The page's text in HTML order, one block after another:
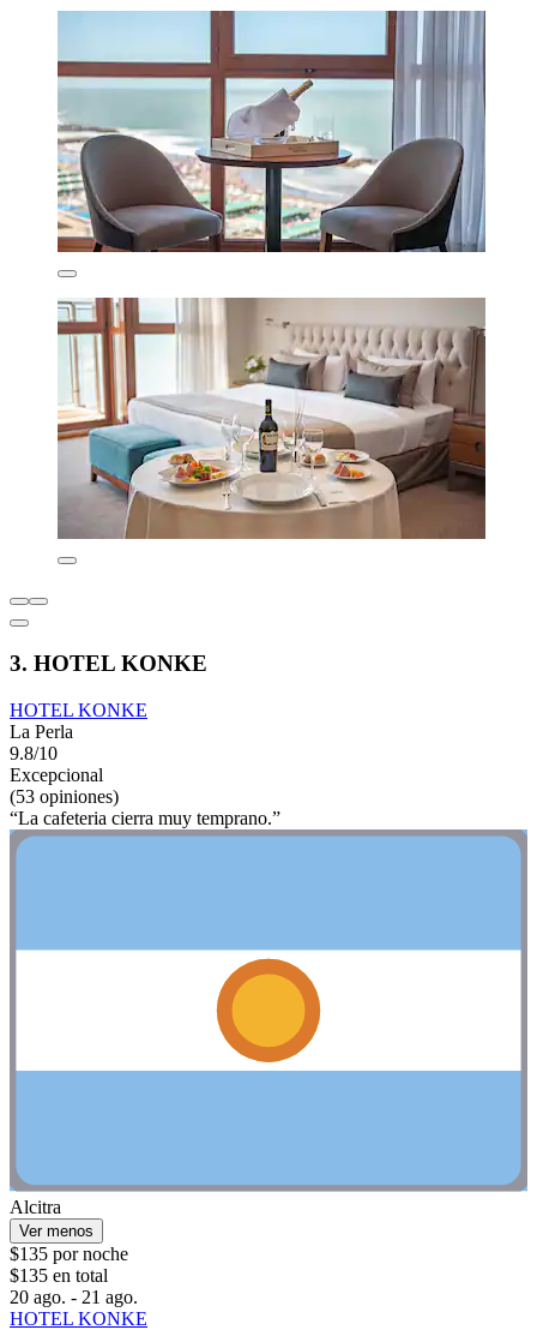
3. HOTEL KONKE
HOTEL KONKE
La Perla
9.8/10
Excepcional
(53 opiniones)
“La cafeteria cierra muy temprano.”
Alcitra
Ver menos
$135 por noche
$135 en total
20 ago. - 21 ago.
HOTEL KONKE